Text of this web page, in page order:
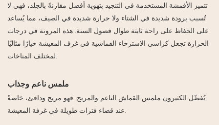
تتميز الأقمشة المستخدمة في التنجيد بتهوية أفضل مقارنةً بالجلد، فهي لا
تُسبب برودة شديدة في الشتاء ولا حرارة شديدة في الصيف، مما يُساعد
على الحفاظ على راحة ثابتة طوال فصول السنة. هذه المرونة في درجات
الحرارة تجعل كراسي الاسترخاء القماشية في غرف المعيشة خيارًا مثاليًا
ملمس ناعم وجذاب
يُفضّل الكثيرون ملمس القماش الناعم والمريح. فهو مريح ودافئ، خاصةً